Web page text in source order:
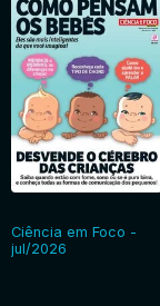
Ciência em Foco -
jul/2026